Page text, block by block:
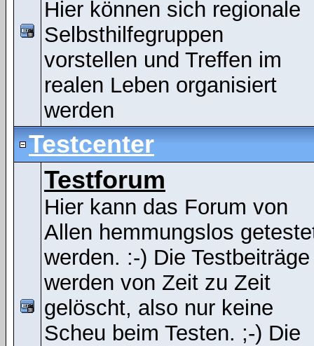
Hier können sich regionale
Selbsthilfegruppen
vorstellen und Treffen im
realen Leben organisiert
werden
Testcenter
Testforum
Hier kann das Forum von
Allen hemmungslos
werden. :-) Die Testbeiträge
werden von Zeit zu Zeit
gelöscht, also nur keine
Scheu beim Testen. ;-) Die